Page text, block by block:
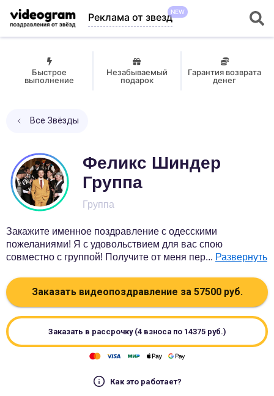
Реклама от звездNEW
Быстрое
выполнение
Незабываемый
подарок
Гарантия возврата
денег
Все Звёзды
Феликс Шиндер
Группа
Группа
Закажите именное поздравление с одесскими
пожеланиями! Я с удовольствием для вас спою
совместно с группой! Получите от меня пер... Развернуть
Заказать видеопоздравление за 57500руб.
Заказать в рассрочку (4 взноса по 14375руб.)
Как это работает?